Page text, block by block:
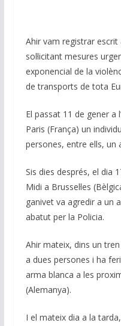
n o
k
Ahir vam registrar
sol·licitant mesures
exponencial de la
de transports de tota
El passat 11 de gener a
Paris (França) un
persones, entre ells, un
Sis dies després, el dia
Midi a Brussel·les
ganivet va agredir a un
abatut per la Policia.
Ahir mateix, dins un
a dues persones i ha
arma blanca a les
(Alemanya).
I el mateix dia a la